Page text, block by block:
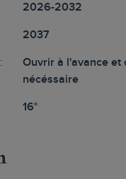
2026-2032
2037
Ouvrir à l'avance et
nécéssaire
16°